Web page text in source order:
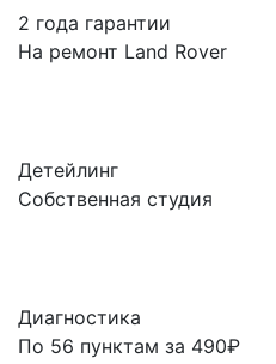
2 года гарантии
На ремонт Land Rover
Детейлинг
Собственная студия
Диагностика
По 56 пунктам за 490₽